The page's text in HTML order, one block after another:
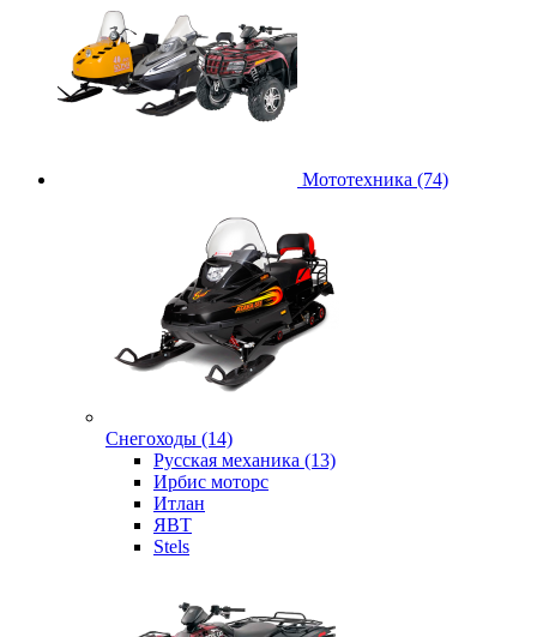
Мототехника (74)
Снегоходы (14)
Русская механика (13)
Ирбис моторс
Итлан
ЯВТ
Stels